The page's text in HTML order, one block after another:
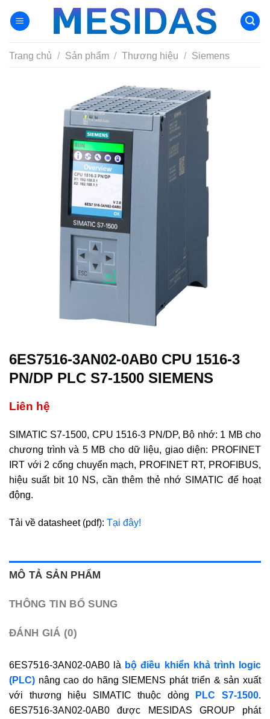
đến
dungTrang chủ / Sản phẩm / Thương hiệu / Siemens
6ES7516-3AN02-0AB0 CPU 1516-3
PN/DP PLC S7-1500 SIEMENS
Liên hệ
SIMATIC S7-1500, CPU 1516-3 PN/DP, Bộ nhớ: 1 MB cho
chương trình và 5 MB cho dữ liệu, giao diện: PROFINET
IRT với 2 cổng chuyển mạch, PROFINET RT, PROFIBUS,
hiệu suất bit 10 NS, cần thêm thẻ nhớ SIMATIC để hoạt
động.
Tải về datasheet (pdf): Tại đây!
MÔ TẢ SẢN PHẨM
THÔNG TIN BỔ SUNG
ĐÁNH GIÁ (0)
6ES7516-3AN02-0AB0 là bộ điều khiển khả trình logic
(PLC) nâng cao do hãng SIEMENS phát triển & sản xuất
với thương hiệu SIMATIC thuộc dòng
PLC S7-1500.
6ES7516-3AN02-0AB0 được MESIDAS GROUP phát